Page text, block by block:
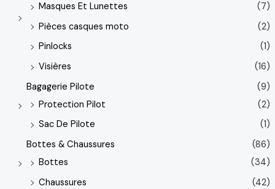
Masques Et Lunettes
(7)
Pièces casques moto
(2)
Pinlocks
(1)
Visières
(16)
Bagagerie Pilote
(9)
Protection Pilot
(2)
Sac De Pilote
(1)
Bottes & Chaussures
(86)
Bottes
(34)
Chaussures
(42)